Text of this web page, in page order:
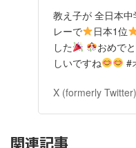
教え子が 全日本
レーで
日本1位
した
おめで
しいですね
#
X (formerly Twitter)
関連記事